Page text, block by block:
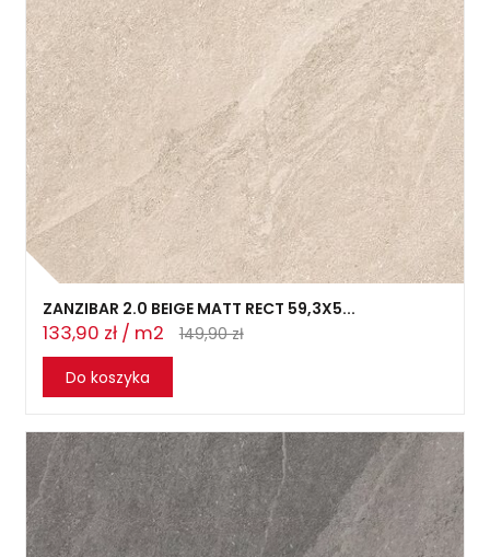
ZANZIBAR 2.0 BEIGE MATT RECT 59,3X5...
133,90 zł / m2
149,90 zł
Do koszyka